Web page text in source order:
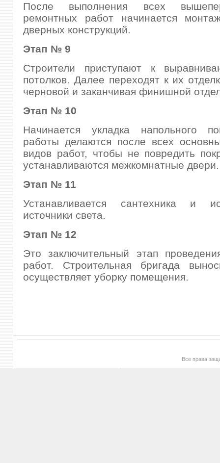
После выполнения всех
ремонтных работ начинается
дверных конструкций.
Этап № 9
Строители приступают к
потолков. Далее переходят к их
черновой и заканчивая финишной
Этап № 10
Начинается укладка напольного
работы делаются после всех
видов работ, чтобы не повредить
устанавливаются межкомнатные двери.
Этап № 11
Устанавливается сантехника и
источники света.
Этап № 12
Это заключительный этап
работ. Строительная бригада
осуществляет уборку помещения.
Все права